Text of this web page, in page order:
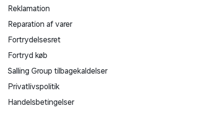
Reklamation
Reparation af varer
Fortrydelsesret
Fortryd køb
Salling Group tilbagekaldelser
Privatlivspolitik
Handelsbetingelser